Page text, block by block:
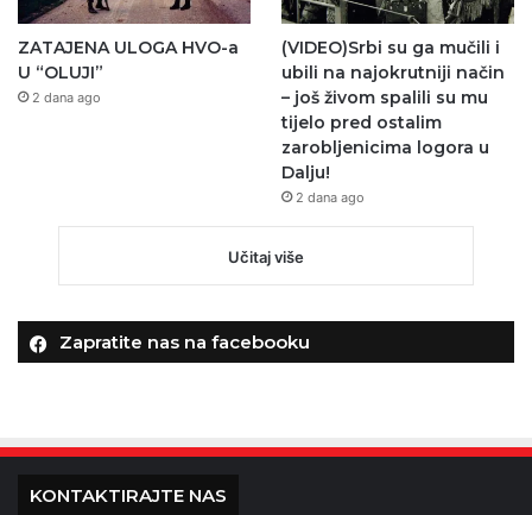
ZATAJENA ULOGA HVO-a
U “OLUJI”
2 dana ago
(VIDEO)Srbi su ga mučili i
ubili na najokrutniji način
– još živom spalili su mu
tijelo pred ostalim
zarobljenicima logora u
Dalju!
2 dana ago
Učitaj više
Zapratite nas na facebooku
KONTAKTIRAJTE NAS